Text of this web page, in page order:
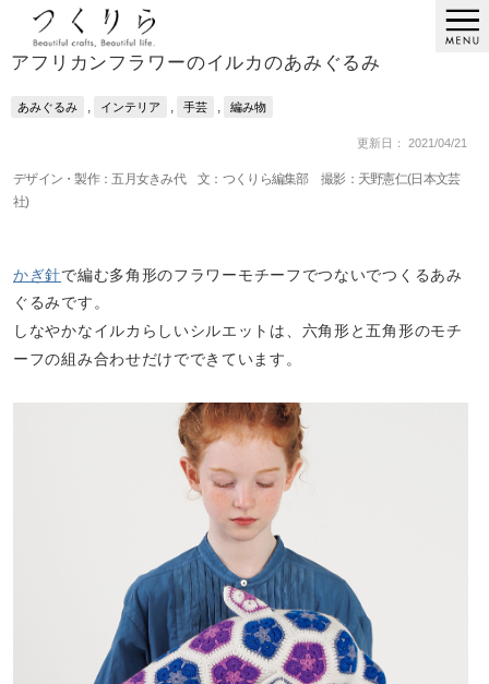
アフリカンフラワーのイルカのあみぐるみ
あみぐるみ , インテリア , 手芸 , 編み物
更新日： 2021/04/21
デザイン・製作：五月女きみ代 文：つくりら編集部 撮影：天野憲仁(日本文芸
社)
かぎ針で編む多角形のフラワーモチーフでつないでつくるあみ
ぐるみです。
しなやかなイルカらしいシルエットは、六角形と五角形のモチ
ーフの組み合わせだけでできています。